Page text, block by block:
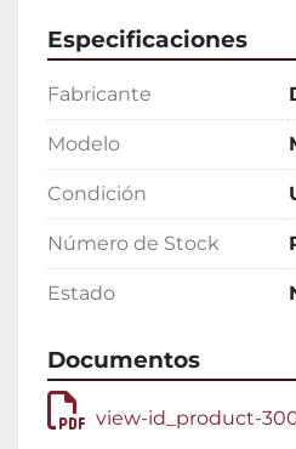
Especificaciones
Fabricante
Modelo
Condición
Número de Stock
Estado
Documentos
view-id_product-